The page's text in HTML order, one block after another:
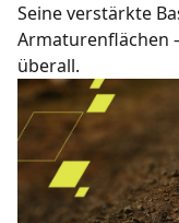
Seine verstärkte
Armaturenflächen
überall.